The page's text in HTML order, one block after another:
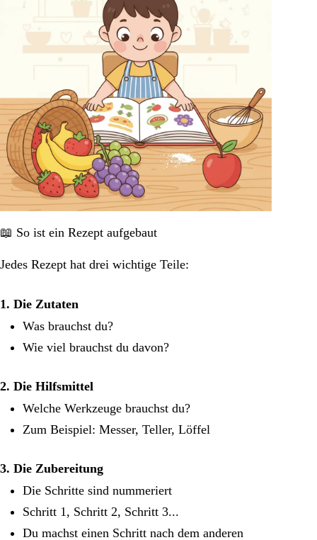
📖 So ist ein Rezept aufgebaut
Jedes Rezept hat drei wichtige Teile:
1. Die Zutaten
Was brauchst du?
Wie viel brauchst du davon?
2. Die Hilfsmittel
Welche Werkzeuge brauchst du?
Zum Beispiel: Messer, Teller, Löffel
3. Die Zubereitung
Die Schritte sind nummeriert
Schritt 1, Schritt 2, Schritt 3...
Du machst einen Schritt nach dem anderen